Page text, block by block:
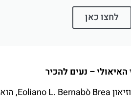
לחצו כאן
האיאולי – נעים להכיר